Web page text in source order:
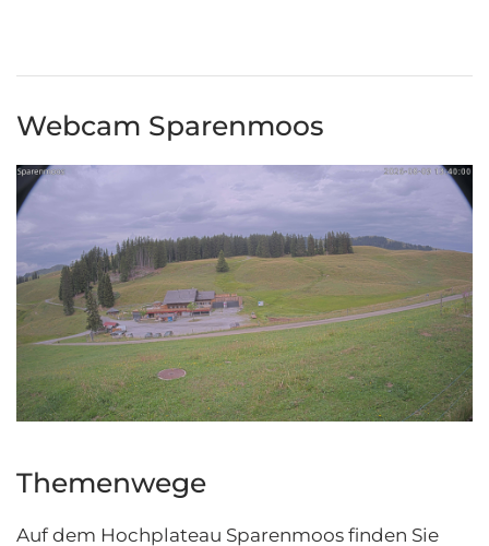
Webcam Sparenmoos
Themenwege
Auf dem Hochplateau Sparenmoos finden Sie